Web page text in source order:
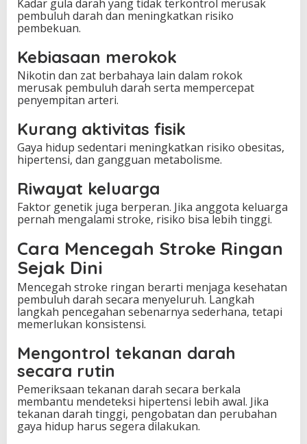
Kadar gula darah yang tidak terkontrol merusak
pembuluh darah dan meningkatkan risiko
pembekuan.
Kebiasaan merokok
Nikotin dan zat berbahaya lain dalam rokok
merusak pembuluh darah serta mempercepat
penyempitan arteri.
Kurang aktivitas fisik
Gaya hidup sedentari meningkatkan risiko obesitas,
hipertensi, dan gangguan metabolisme.
Riwayat keluarga
Faktor genetik juga berperan. Jika anggota keluarga
pernah mengalami stroke, risiko bisa lebih tinggi.
Cara Mencegah Stroke Ringan
Sejak Dini
Mencegah stroke ringan berarti menjaga kesehatan
pembuluh darah secara menyeluruh. Langkah
langkah pencegahan sebenarnya sederhana, tetapi
memerlukan konsistensi.
Mengontrol tekanan darah
secara rutin
Pemeriksaan tekanan darah secara berkala
membantu mendeteksi hipertensi lebih awal. Jika
tekanan darah tinggi, pengobatan dan perubahan
gaya hidup harus segera dilakukan.